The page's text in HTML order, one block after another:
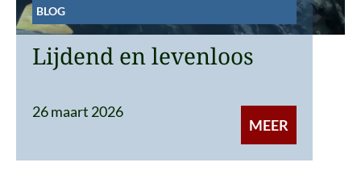
BLOG
Lijdend en levenloos
26 maart 2026
MEER